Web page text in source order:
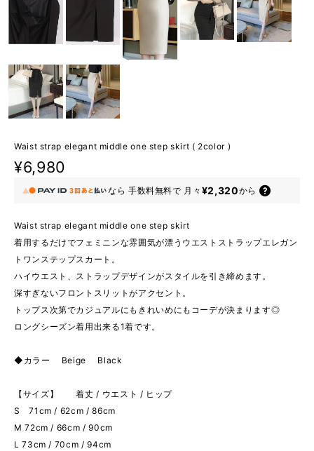
Waist strap elegant middle one step skirt ( 2color )
¥6,980
なら 手数料無料で 月々 ¥2,320から
Waist strap elegant middle one step skirt
着用するだけでフェミニンな雰囲気が漂うウエストストラップエレガン
トワンステップスカート。
ハイウエスト、ストラップデザインがスタイルを引き締めます。
深すぎないフロントスリットがアクセント。
トップス次第でカジュアルにもきれいめにもコーデが決まります◎
ロングシーズン着用出来る1着です。
◆カラー Beige Black
【サイズ】 着丈 / ウエスト / ヒップ
S 71cm / 62cm / 86cm
M 72cm / 66cm / 90cm
L 73cm / 70cm / 94cm